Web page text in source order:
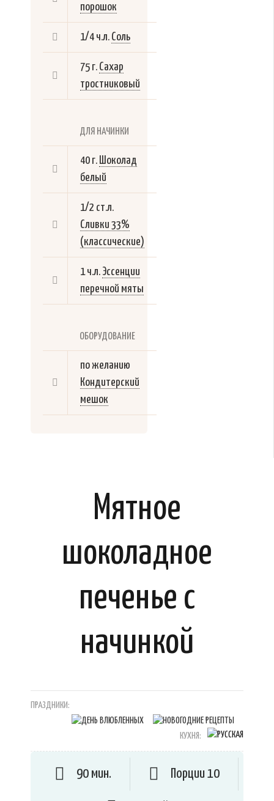
порошок
1/4 ч.л. Соль
75 г. Сахар
тростниковый
ДЛЯ НАЧИНКИ
40 г. Шоколад
белый
1/2 ст.л.
Сливки 33%
(классические)
1 ч.л. Эссенции
перечной мяты
ОБОРУДОВАНИЕ
по желанию
Кондитерский
мешок
Мятное
шоколадное
печенье с
начинкой
ПРАЗДНИКИ:
КУХНЯ:
90 мин. Порции 10